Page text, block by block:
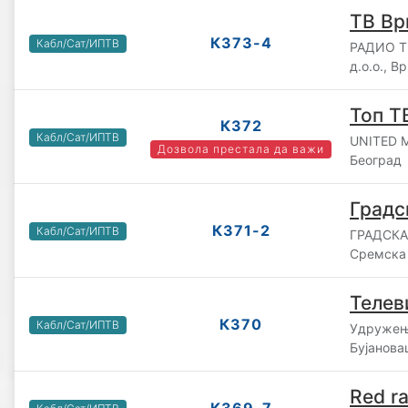
Кабл/Сат/ИПТВ К373-4
ТВ
РАДИО
д.о.о.,
Кабл/Сат/ИПТВ
К372
Дозвола престала да важи
Топ
UNITED
Београд
Кабл/Сат/ИПТВ К371-2
Кабл/Сат/ИПТВ К370
Red